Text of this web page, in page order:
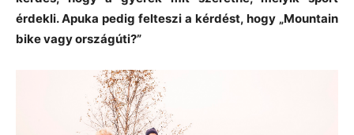
érdekli. Apuka pedig felteszi a kérdést, hogy „Mountain
bike vagy országúti?”